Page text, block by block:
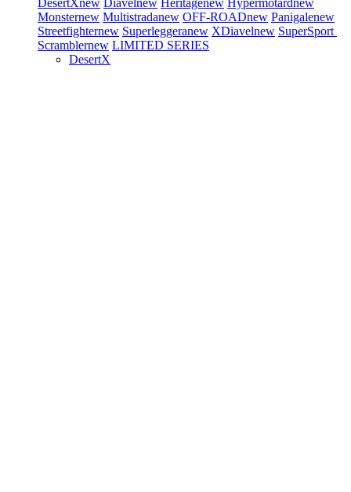
DesertXnew Diavelnew Heritagenew Hypermotardnew
Monsternew Multistradanew OFF-ROADnew Panigalenew
Streetfighternew Superleggeranew XDiavelnew SuperSport
Scramblernew LIMITED SERIES
DesertX